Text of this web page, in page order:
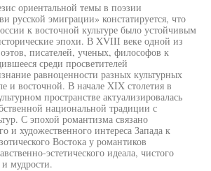
ориентальной темы в поэзии
русской эмиграции» констатируется, что
к восточной культуре было устойчивым
эпохи. В XVIII веке одной из
писателей, ученых, философов к
среди просветителей
равноценности разных культурных
и восточной. В начале XIX столетия в
пространстве актуализировалась
национальной традиции с
С эпохой романтизма связано
и художественного интереса Запада к
Востока у романтиков
эстетического идеала, чистого
и мудрости.